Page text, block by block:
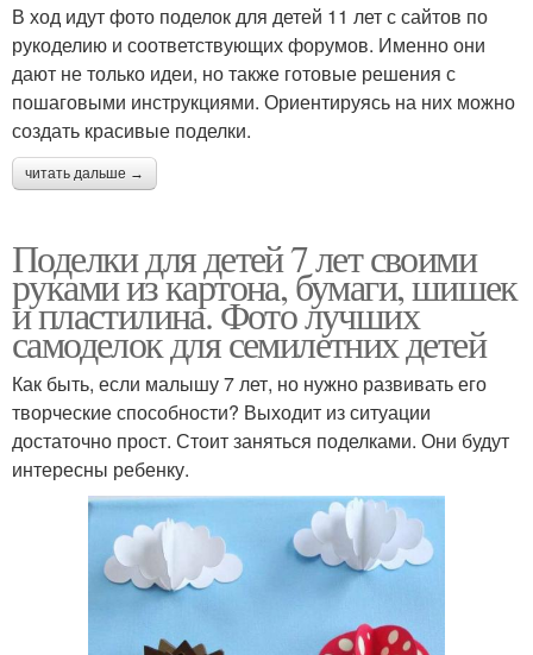
В ход идут фото поделок для детей 11 лет с сайтов по
рукоделию и соответствующих форумов. Именно они
дают не только идеи, но также готовые решения с
пошаговыми инструкциями. Ориентируясь на них можно
создать красивые поделки.
читать дальше →
Поделки для детей 7 лет своими
руками из картона, бумаги, шишек
и пластилина. Фото лучших
самоделок для семилетних детей
Как быть, если малышу 7 лет, но нужно развивать его
творческие способности? Выходит из ситуации
достаточно прост. Стоит заняться поделками. Они будут
интересны ребенку.